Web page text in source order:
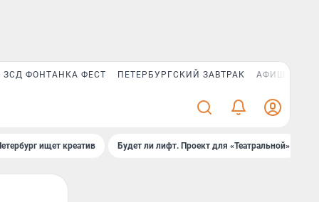
ЗСД ФОНТАНКА ФЕСТ ПЕТЕРБУРГСКИЙ ЗАВТРАК АФИША PLUS
ищет креатив Будет ли лифт. Проект для «Театральной»